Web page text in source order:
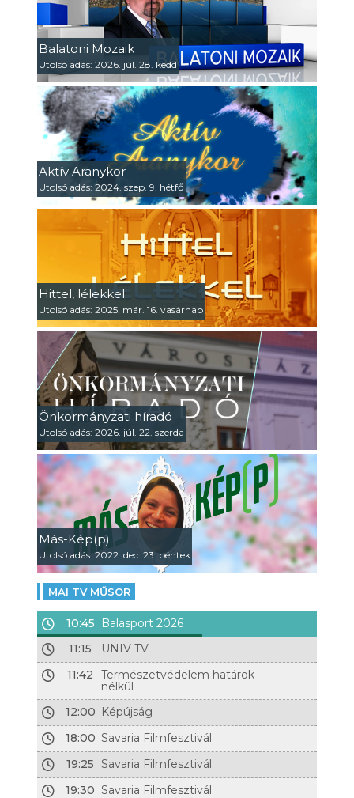
Balatoni Mozaik
Utolsó adás: 2026. júl. 28. kedd
Aktív Aranykor
Utolsó adás: 2024. szep. 9. hétfő
Hittel, lélekkel
Utolsó adás: 2025. már. 16. vasárnap
Önkormányzati híradó
Utolsó adás: 2026. júl. 22. szerda
Más-Kép(p)
Utolsó adás: 2022. dec. 23. péntek
MAI TV MŰSOR
10:45
Balasport 2026
11:15
UNIV TV
11:42
Természetvédelem határok
nélkül
12:00 Képújság
18:00 Savaria Filmfesztivál
19:25
Savaria Filmfesztivál
19:30 Savaria Filmfesztivál